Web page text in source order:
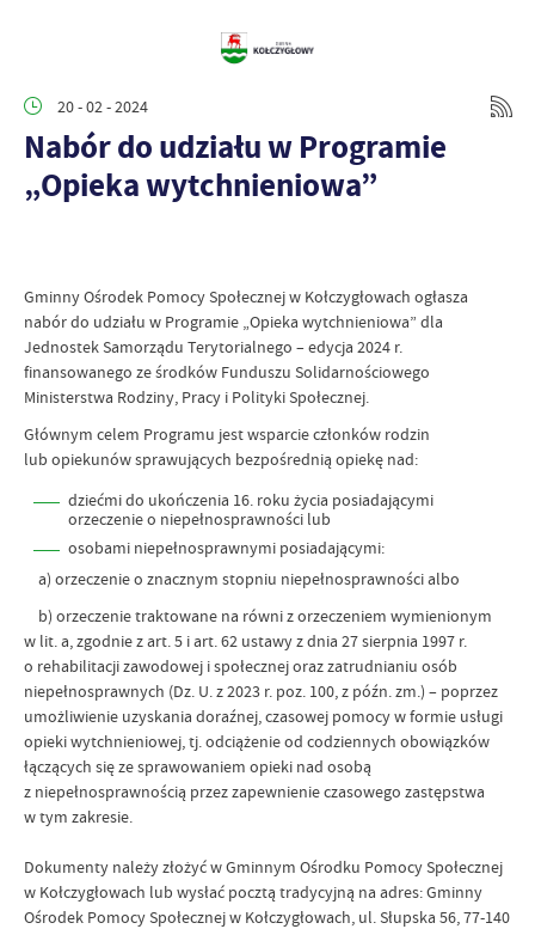
20 - 02 - 2024
Nabór do udziału w Programie
„Opieka wytchnieniowa”
Gminny Ośrodek Pomocy Społecznej w Kołczygłowach ogłasza
nabór do udziału w Programie „Opieka wytchnieniowa” dla
Jednostek Samorządu Terytorialnego – edycja 2024 r.
finansowanego ze środków Funduszu Solidarnościowego
Ministerstwa Rodziny, Pracy i Polityki Społecznej.
Głównym celem Programu jest wsparcie członków rodzin
lub opiekunów sprawujących bezpośrednią opiekę nad:
dziećmi do ukończenia 16. roku życia posiadającymi
orzeczenie o niepełnosprawności lub
osobami niepełnosprawnymi posiadającymi:
a) orzeczenie o znacznym stopniu niepełnosprawności albo
b) orzeczenie traktowane na równi z orzeczeniem wymienionym
w lit. a, zgodnie z art. 5 i art. 62 ustawy z dnia 27 sierpnia 1997 r.
o rehabilitacji zawodowej i społecznej oraz zatrudnianiu osób
niepełnosprawnych (Dz. U. z 2023 r. poz. 100, z późn. zm.) – poprzez
umożliwienie uzyskania doraźnej, czasowej pomocy w formie usługi
opieki wytchnieniowej, tj. odciążenie od codziennych obowiązków
łączących się ze sprawowaniem opieki nad osobą
z niepełnosprawnością przez zapewnienie czasowego zastępstwa
w tym zakresie.
Dokumenty należy złożyć w Gminnym Ośrodku Pomocy Społecznej
w Kołczygłowach lub wysłać pocztą tradycyjną na adres: Gminny
Ośrodek Pomocy Społecznej w Kołczygłowach, ul. Słupska 56, 77-140